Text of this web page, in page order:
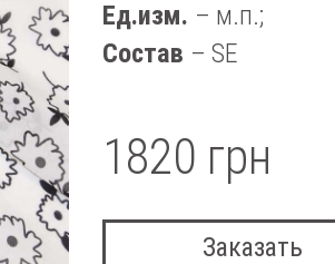
Ед.изм. – м.п.;
Состав – SE
1820 грн
Заказать